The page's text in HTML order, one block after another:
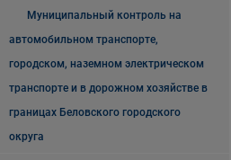
Муниципальный контроль на
автомобильном транспорте,
городском, наземном электрическом
транспорте и в дорожном хозяйстве в
границах Беловского городского
округа